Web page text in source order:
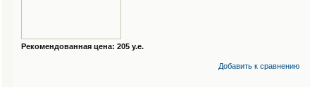
Рекомендованная цена: 205 у.е.
Добавить к cравнению